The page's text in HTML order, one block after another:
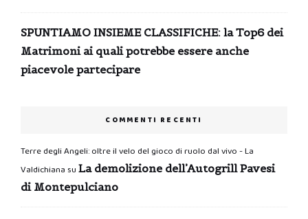
SPUNTIAMO INSIEME CLASSIFICHE: la Top6 dei
Matrimoni ai quali potrebbe essere anche
piacevole partecipare
COMMENTI RECENTI
Terre degli Angeli: oltre il velo del gioco di ruolo dal vivo - La
Valdichiana su La demolizione dell’Autogrill Pavesi
di Montepulciano